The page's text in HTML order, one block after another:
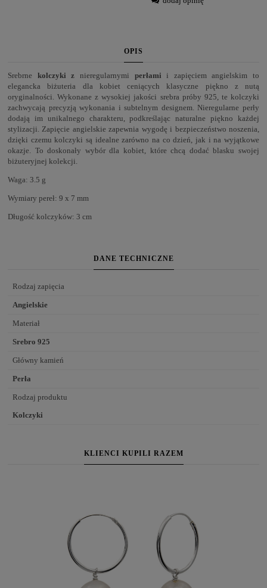
OPIS
Srebrne kolczyki z nieregularnymi perłami i zapięciem angielskim to
elegancka biżuteria dla kobiet ceniących klasyczne piękno z nutą
oryginalności. Wykonane z wysokiej jakości srebra próby 925, te kolczyki
zachwycają precyzją wykonania i subtelnym designem. Nieregularne perły
dodają im unikalnego charakteru, podkreślając naturalne piękno każdej
stylizacji. Zapięcie angielskie zapewnia wygodę i bezpieczeństwo noszenia,
dzięki czemu kolczyki są idealne zarówno na co dzień, jak i na wyjątkowe
okazje. To doskonały wybór dla kobiet, które chcą dodać blasku swojej
biżuteryjnej kolekcji.
Waga: 3.5 g
Wymiary pereł: 9 x 7 mm
Długość kolczyków: 3 cm
DANE TECHNICZNE
Rodzaj zapięcia
Angielskie
Materiał
Srebro 925
Główny kamień
Perła
Rodzaj produktu
Kolczyki
KLIENCI KUPILI RAZEM